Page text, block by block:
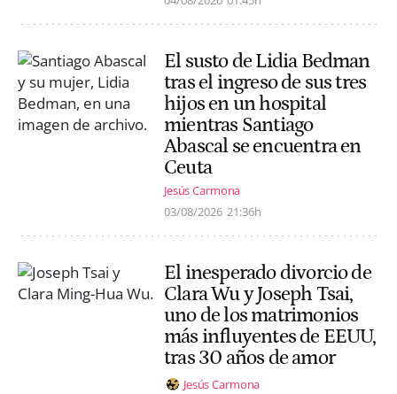
El susto de Lidia Bedman
tras el ingreso de sus tres
hijos en un hospital
mientras Santiago
Abascal se encuentra en
Ceuta
Jesús Carmona
03/08/2026 21:36h
El inesperado divorcio de
Clara Wu y Joseph Tsai,
uno de los matrimonios
más influyentes de EEUU,
tras 30 años de amor
Jesús Carmona